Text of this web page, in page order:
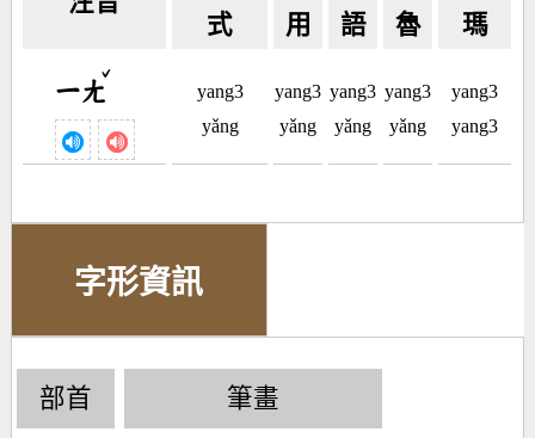
式 用 語 魯 瑪
ㄧㄤ
ˇ
yang3
yǎng
yang3
yǎng
yang3
yǎng
yang3
yǎng
yang3
yang3
字形資訊
部首 筆畫